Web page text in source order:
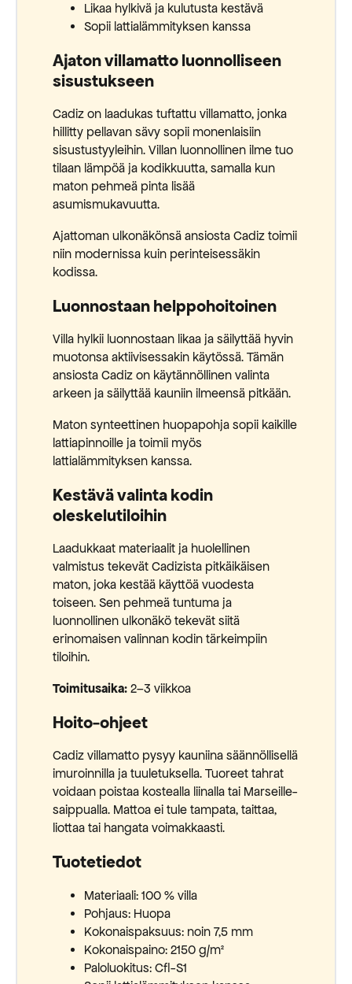
Likaa hylkivä ja kulutusta kestävä
Sopii lattialämmityksen kanssa
Ajaton villamatto luonnolliseen
sisustukseen
Cadiz on laadukas tuftattu villamatto, jonka
hillitty pellavan sävy sopii monenlaisiin
sisustustyyleihin. Villan luonnollinen ilme tuo
tilaan lämpöä ja kodikkuutta, samalla kun
maton pehmeä pinta lisää
asumismukavuutta.
Ajattoman ulkonäkönsä ansiosta Cadiz toimii
niin modernissa kuin perinteisessäkin
kodissa.
Luonnostaan helppohoitoinen
Villa hylkii luonnostaan likaa ja säilyttää hyvin
muotonsa aktiivisessakin käytössä. Tämän
ansiosta Cadiz on käytännöllinen valinta
arkeen ja säilyttää kauniin ilmeensä pitkään.
Maton synteettinen huopapohja sopii kaikille
lattiapinnoille ja toimii myös
lattialämmityksen kanssa.
Kestävä valinta kodin
oleskelutiloihin
Laadukkaat materiaalit ja huolellinen
valmistus tekevät Cadizista pitkäikäisen
maton, joka kestää käyttöä vuodesta
toiseen. Sen pehmeä tuntuma ja
luonnollinen ulkonäkö tekevät siitä
erinomaisen valinnan kodin tärkeimpiin
tiloihin.
Toimitusaika: 2–3 viikkoa
Hoito-ohjeet
Cadiz villamatto pysyy kauniina säännöllisellä
imuroinnilla ja tuuletuksella. Tuoreet tahrat
voidaan poistaa kostealla liinalla tai Marseille-
saippualla. Mattoa ei tule tampata, taittaa,
liottaa tai hangata voimakkaasti.
Tuotetiedot
Materiaali: 100 % villa
Pohjaus: Huopa
Kokonaispaksuus: noin 7,5 mm
Kokonaispaino: 2150 g/m²
Paloluokitus: Cfl-S1